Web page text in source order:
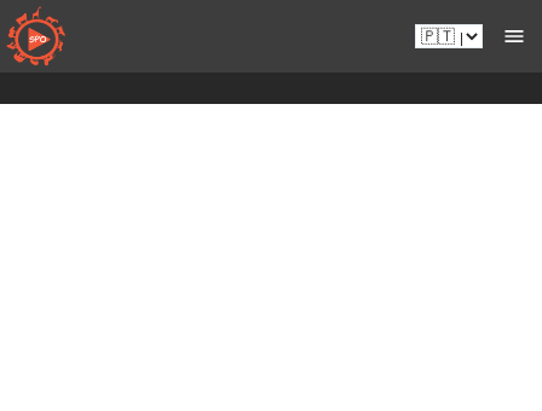
Aceder
diretamente
ao
conteúdo
Pt.sportsmansparadiseonline.com